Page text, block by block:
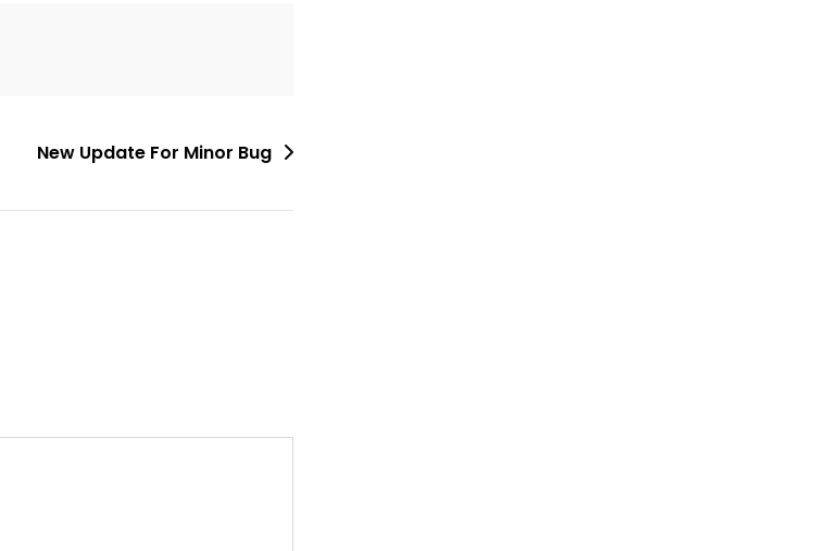
New Update For Minor Bug